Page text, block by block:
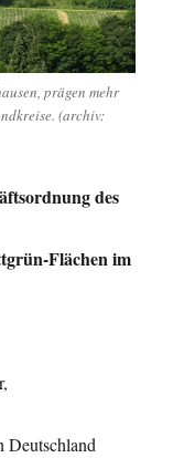
prägen mehr
(archiv:
des
Flächen im
Deutschland